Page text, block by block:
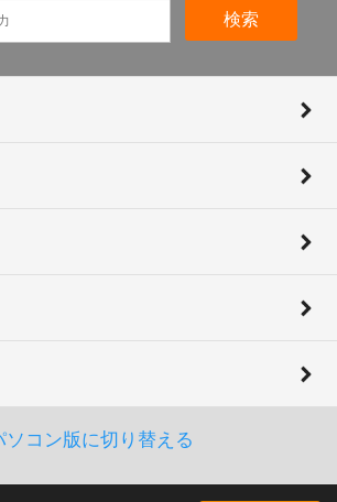
検索
ソコン版に切り替える